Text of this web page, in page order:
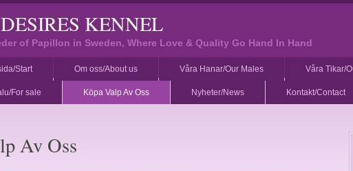
KENNEL
of Papillon in Sweden, Where Love & Quality Go Hand In Hand
Start Om oss/About us Våra Hanar/Our Males Våra Tikar/
For sale Köpa Valp Av Oss Nyheter/News Kontakt/Contact
Av Oss